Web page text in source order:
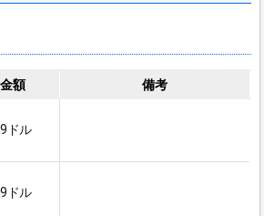
金額 備考
ドル
ドル